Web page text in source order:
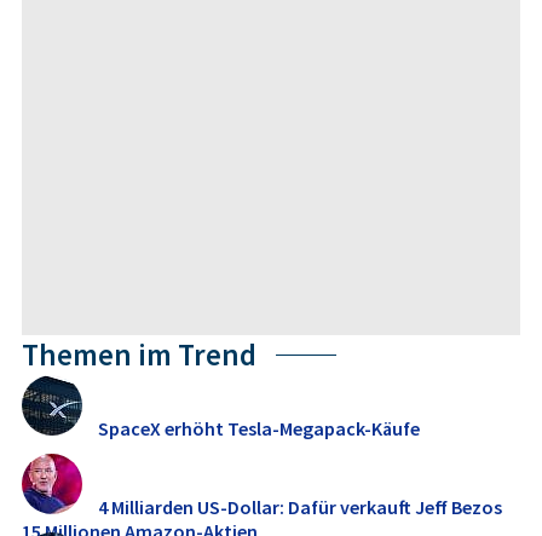
Themen im Trend
SpaceX erhöht Tesla-Megapack-Käufe
4 Milliarden US-Dollar: Dafür verkauft Jeff Bezos